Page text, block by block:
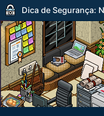
Dica de Segurança: